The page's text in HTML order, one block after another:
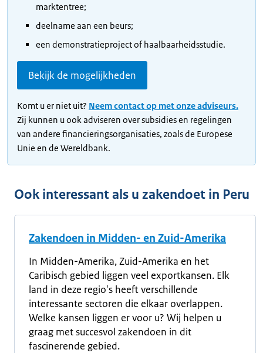
marktentree;
deelname aan een beurs;
een demonstratieproject of haalbaarheidsstudie.
Bekijk de mogelijkheden
Komt u er niet uit? Neem contact op met onze adviseurs.
Zij kunnen u ook adviseren over subsidies en regelingen
van andere financieringsorganisaties, zoals de Europese
Unie en de Wereldbank.
Ook interessant als u zakendoet in Peru
Zakendoen in Midden- en Zuid-Amerika
In Midden-Amerika, Zuid-Amerika en het
Caribisch gebied liggen veel exportkansen. Elk
land in deze regio's heeft verschillende
interessante sectoren die elkaar overlappen.
Welke kansen liggen er voor u? Wij helpen u
graag met succesvol zakendoen in dit
fascinerende gebied.